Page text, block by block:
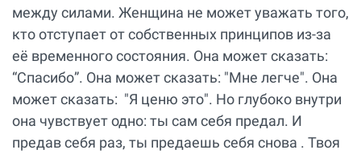
между силами. Женщина не может уважать того,
кто отступает от собственных принципов из-за
её временного состояния. Она может сказать:
“Спасибо”. Она может сказать: "Мне легче". Она
может сказать: "Я ценю это". Но глубоко внутри
она чувствует одно: ты сам себя предал. И
предав себя раз, ты предаешь себя снова . Твоя